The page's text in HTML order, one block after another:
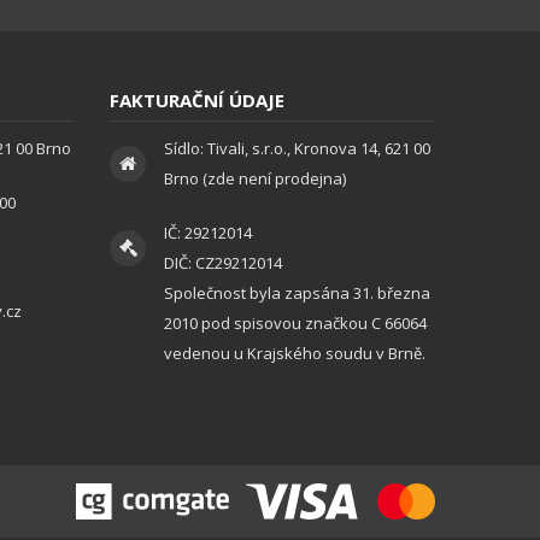
00 Brno
FAKTURAČNÍ ÚDAJE
Sídlo: Tivali, s.r.o., Kronova 14, 621 00
Brno (zde není prodejna)
IČ: 29212014
DIČ: CZ29212014
Společnost byla zapsána 31. března
2010 pod spisovou značkou C 66064
vedenou u Krajského soudu v Brně.